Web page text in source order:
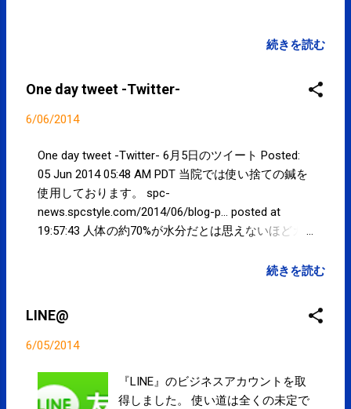
続きを読む
One day tweet -Twitter-
6/06/2014
One day tweet -Twitter- 6月5日のツイート Posted:
05 Jun 2014 05:48 AM PDT 当院では使い捨ての鍼を
使用しております。 spc-
news.spcstyle.com/2014/06/blog-p… posted at
19:57:43 人体の約70%が水分だとは思えないほどガ
して。。 posted at 21:40:12 そんなガチガチに強張
to email updates from サクマフィジカルコンディシ
ョニング(@SPCstyle) - Twilog To stop receiving
delivery powered by Google Google Inc., 20 West
Kinzie, Chicago IL USA 60610
続きを読む
LINE@
6/05/2014
『LINE』のビジネスアカウントを取
得しました。 使い道は全くの未定で